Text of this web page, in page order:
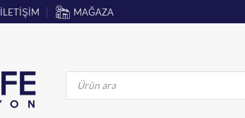
İLETİŞİM MAĞAZA
Products
search